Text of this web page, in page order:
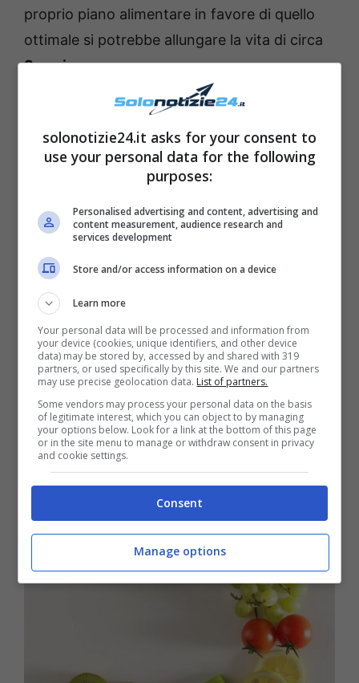
proprio piano alimentare in favore di quello
ottimale si potrebbe allungare la vita di circa
3 anni e mezzo.
solonotizie24.it asks for your consent to
use your personal data for the following
purposes:
Personalised advertising and content, advertising and
content measurement, audience research and
services development
Store and/or access information on a device
Learn more
Your personal data will be processed and information from
your device (cookies, unique identifiers, and other device
data) may be stored by, accessed by and shared with 319
partners, or used specifically by this site. We and our partners
may use precise geolocation data. List of partners.
Some vendors may process your personal data on the basis
of legitimate interest, which you can object to by managing
your options below. Look for a link at the bottom of this page
or in the site menu to manage or withdraw consent in privacy
and cookie settings.
Consent
Manage options